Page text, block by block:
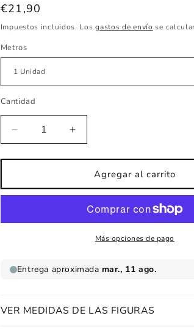
Precio
habitual
€21,90
Impuestos incluidos. Losgastos de envío se
Metros
Cantidad
Reducir
cantidad
para
infantil
Las
Del
Aumentar
cantidad
para
Cenefa
infantil
Las
Ovejas
Del
Sueño
Agregar al carrito
Más opciones de pago
VER MEDIDAS DE LAS FIGURAS